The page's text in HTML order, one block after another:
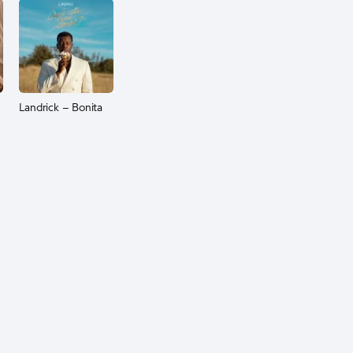
Landrick – Bonita